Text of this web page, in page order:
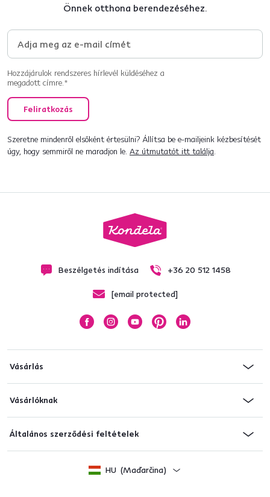
Önnek otthona berendezéséhez.
Hozzájárulok rendszeres hírlevél küldéséhez a
megadott címre.*
Feliratkozás
Szeretne mindenről elsőként értesülni? Állítsa be e-mailjeink kézbesítését
úgy, hogy semmiről ne maradjon le. Az útmutatót itt találja.
Beszélgetés indítása +36 20 512 1458
[email protected]
Vásárlás
Vásárlóknak
Általános szerződési feltételek
HU (Maďarčina)